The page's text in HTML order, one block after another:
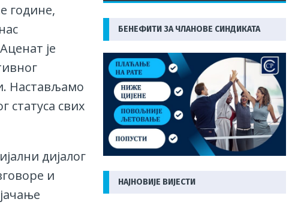
године,
је
Настављамо
статуса свих
дијалог
и
БЕНЕФИТИ ЗА ЧЛАНОВЕ СИНДИКАТА
НАЈНОВИЈЕ ВИЈЕСТИ